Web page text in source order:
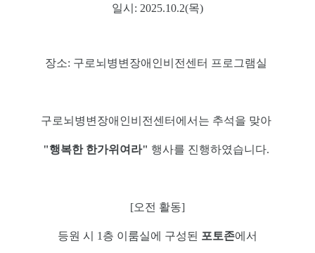
일시 : 2025.10.2(목)
장소: 구로뇌병변장애인비전센터 프로그램실
구로뇌병변장애인비전센터에서는 추석을 맞아
"행복한 한가위여라" 행사를 진행하였습니다.
[오전 활동]
등원 시 1층 이룸실에 구성된 포토존에서